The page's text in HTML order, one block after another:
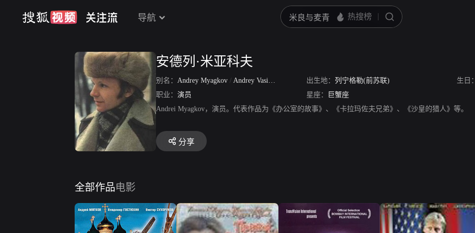
导航
安德列·米亚科夫
别名： Andrey Myagkov / Andrey Vasilevich Myagkov 出生地： 列宁格勒(前苏联) 生日：
职业： 演员 星座：
巨蟹座
Andrei Myagkov，演员。代表作品为《办公室的故事》、《卡拉玛佐夫兄弟》、《沙皇的猎人》等。
分享
全部作品电影